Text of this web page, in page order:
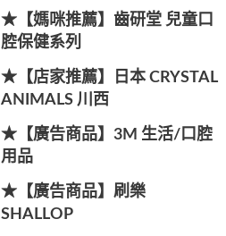
★【媽咪推薦】齒研堂 兒童口
腔保健系列
★【店家推薦】日本 CRYSTAL
ANIMALS 川西
★【廣告商品】3M 生活/口腔
用品
★【廣告商品】刷樂
SHALLOP